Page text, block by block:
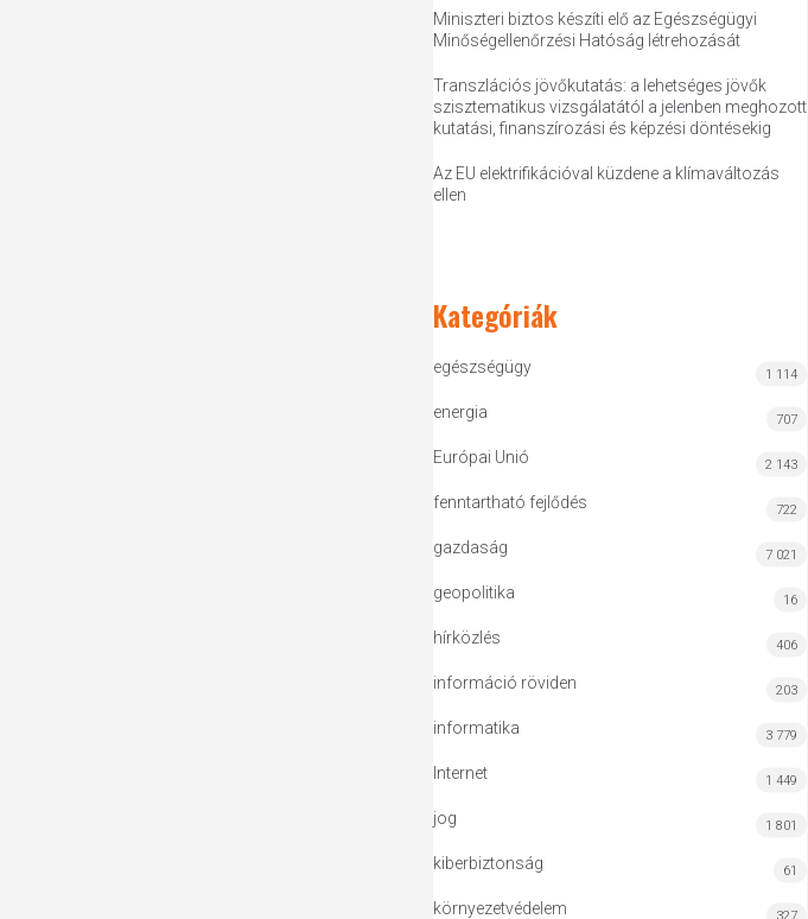
Miniszteri biztos készíti elő az Egészségügyi
Minőségellenőrzési Hatóság létrehozását
Transzlációs jövőkutatás: a lehetséges jövők
szisztematikus vizsgálatától a jelenben meghozott
kutatási, finanszírozási és képzési döntésekig
Az EU elektrifikációval küzdene a klímaváltozás
ellen
Kategóriák
egészségügy 1 114
energia 707
Európai Unió 2 143
fenntartható fejlődés 722
gazdaság 7 021
geopolitika 16
hírközlés 406
információ röviden 203
informatika 3 779
Internet 1 449
jog 1 801
kiberbiztonság 61
környezetvédelem 327